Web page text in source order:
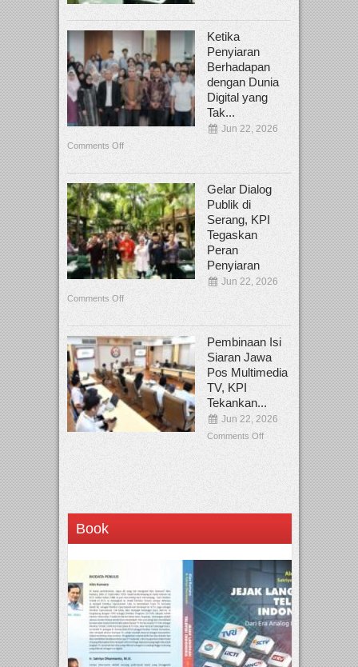
Ketika
Penyiaran
Berhadapan
dengan Dunia
Digital yang
Tak...
Jun 22, 2026
Comments Off
Gelar Dialog
Publik di
Serang, KPI
Tegaskan
Peran
Penyiaran
Jun 22, 2026
Comments Off
Pembinaan Isi
Siaran Jawa
Pos Multimedia
TV, KPI
Tekankan...
Jun 22, 2026
Comments Off
Book